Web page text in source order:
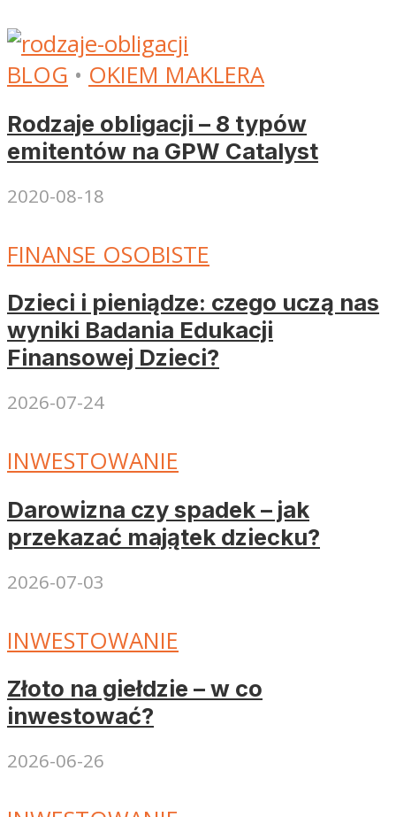
BLOG • OKIEM MAKLERA
Rodzaje obligacji – 8 typów
emitentów na GPW Catalyst
2020-08-18
FINANSE OSOBISTE
Dzieci i pieniądze: czego uczą nas
wyniki Badania Edukacji
Finansowej Dzieci?
2026-07-24
INWESTOWANIE
Darowizna czy spadek – jak
przekazać majątek dziecku?
2026-07-03
INWESTOWANIE
Złoto na giełdzie – w co
inwestować?
2026-06-26